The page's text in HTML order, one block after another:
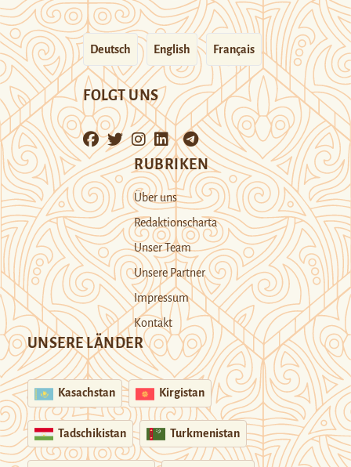
Deutsch English Français
FOLGT UNS
RUBRIKEN
Über uns
Redaktionscharta
Unser Team
Unsere Partner
Impressum
Kontakt
UNSERE LÄNDER
Kasachstan Kirgistan
Tadschikistan Turkmenistan